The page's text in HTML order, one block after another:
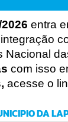
FISCAL
entra
Nacional
com isso
acesse o
DA